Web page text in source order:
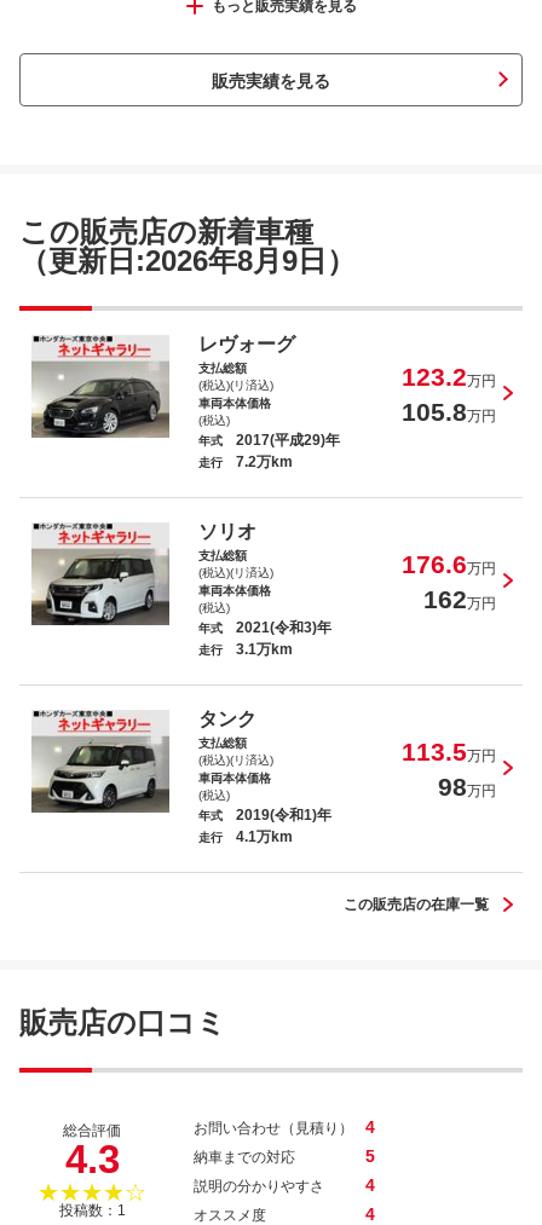
フリードスパイクハイブリッド ジャスト
フィット ホーム
フリード Ｇ ジャストセレクション
もっと販売実績を見る
販売実績を見る
この販売店の新着車種
（更新日:2026年8月9日）
レヴォーグ
支払総額
(税込)(リ済込)
123.2万円
車両本体価格
(税込)
105.8万円
年式 2017(平成29)年
走行 7.2万km
ソリオ
支払総額
(税込)(リ済込)
176.6万円
車両本体価格
(税込)
162万円
年式 2021(令和3)年
走行 3.1万km
タンク
支払総額
(税込)(リ済込)
113.5万円
車両本体価格
(税込)
98万円
年式 2019(令和1)年
走行 4.1万km
この販売店の在庫一覧
販売店の口コミ
総合評価
4.3
★★★★☆
投稿数：1
お問い合わせ（見積り） 4
納車までの対応 5
説明の分かりやすさ 4
オススメ度 4